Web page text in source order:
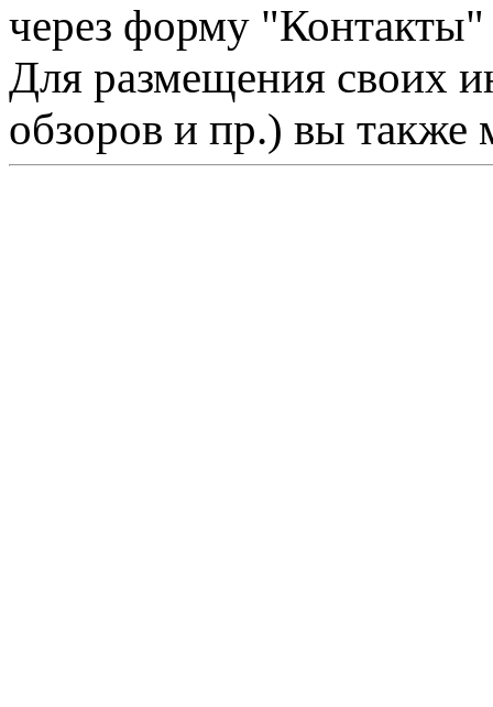
через форму "Контакты"
Для размещения своих
обзоров и пр.) вы также